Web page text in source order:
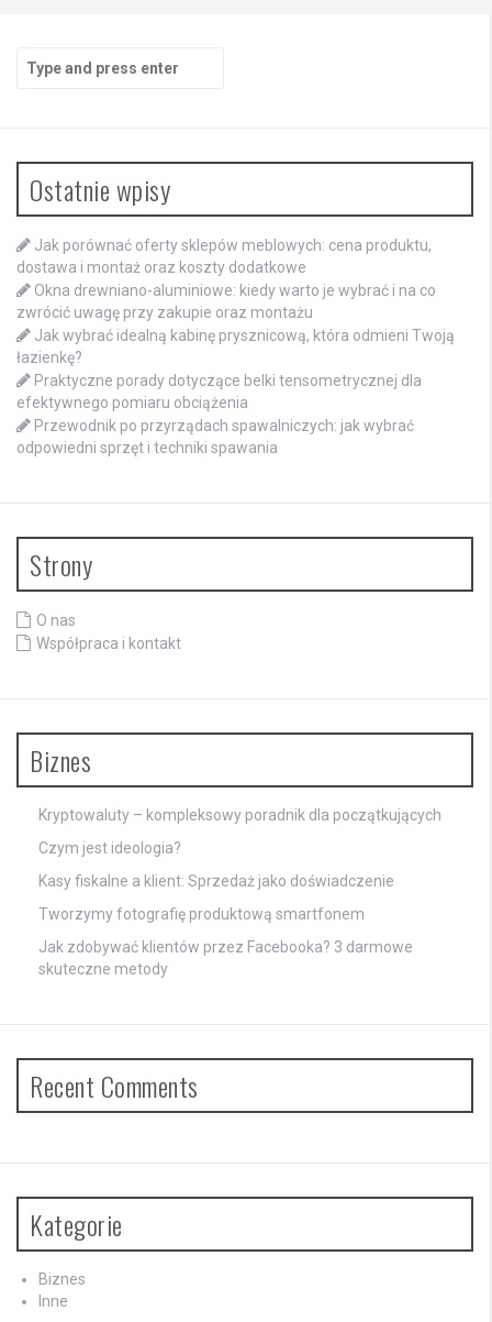
for:
Ostatnie wpisy
Jak porównać oferty sklepów meblowych: cena produktu,
dostawa i montaż oraz koszty dodatkowe
Okna drewniano-aluminiowe: kiedy warto je wybrać i na co
zwrócić uwagę przy zakupie oraz montażu
Jak wybrać idealną kabinę prysznicową, która odmieni Twoją
łazienkę?
Praktyczne porady dotyczące belki tensometrycznej dla
efektywnego pomiaru obciążenia
Przewodnik po przyrządach spawalniczych: jak wybrać
odpowiedni sprzęt i techniki spawania
Strony
O nas
Współpraca i kontakt
Biznes
Kryptowaluty – kompleksowy poradnik dla początkujących
Czym jest ideologia?
Kasy fiskalne a klient: Sprzedaż jako doświadczenie
Tworzymy fotografię produktową smartfonem
Jak zdobywać klientów przez Facebooka? 3 darmowe
skuteczne metody
Recent Comments
Kategorie
Biznes
Inne